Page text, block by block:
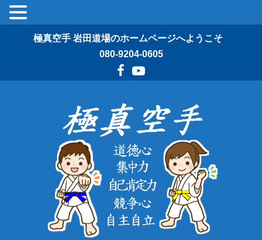
極真空手 岩田道場のホームページへようこそ
080-9204-0605